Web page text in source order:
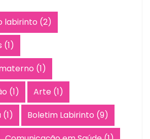
labirinto (2)
(1)
(1)
(1) Arte (1)
(1) Boletim Labirinto (9)